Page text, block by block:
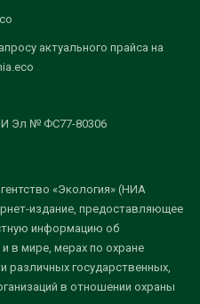
актуального прайса на
Эл № ФС77-80306
«Экология» (НИА
издание, предоставляющее
информацию об
в мире, мерах по охране
государственных,
в отношении охраны